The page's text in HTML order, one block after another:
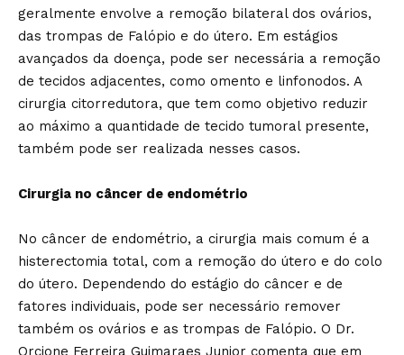
geralmente envolve a remoção bilateral dos ovários,
das trompas de Falópio e do útero. Em estágios
avançados da doença, pode ser necessária a remoção
de tecidos adjacentes, como omento e linfonodos. A
cirurgia citorredutora, que tem como objetivo reduzir
ao máximo a quantidade de tecido tumoral presente,
também pode ser realizada nesses casos.
Cirurgia no câncer de endométrio
No câncer de endométrio, a cirurgia mais comum é a
histerectomia total, com a remoção do útero e do colo
do útero. Dependendo do estágio do câncer e de
fatores individuais, pode ser necessário remover
também os ovários e as trompas de Falópio. O Dr.
Orcione Ferreira Guimaraes Junior comenta que em